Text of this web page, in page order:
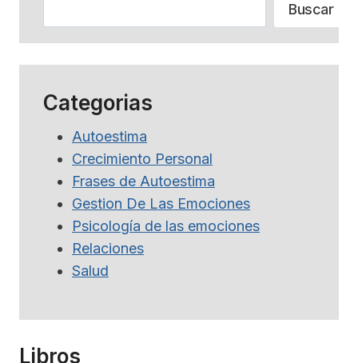
Buscar
Categorias
Autoestima
Crecimiento Personal
Frases de Autoestima
Gestion De Las Emociones
Psicología de las emociones
Relaciones
Salud
Libros